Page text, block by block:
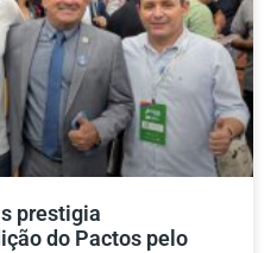
prestigia
do Pactos pelo